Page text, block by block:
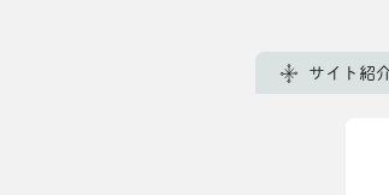
サイト紹